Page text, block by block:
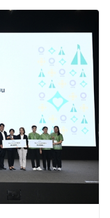
วเข้าสู่
ยมพวก
าคต”
จทั่ว
พบ CEO
ทัศน์ธุรกิจ
ห่” ยกวง